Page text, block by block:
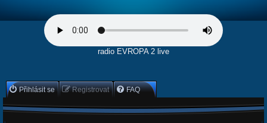
radio EVROPA 2 live
Přihlásit se Registrovat FAQ